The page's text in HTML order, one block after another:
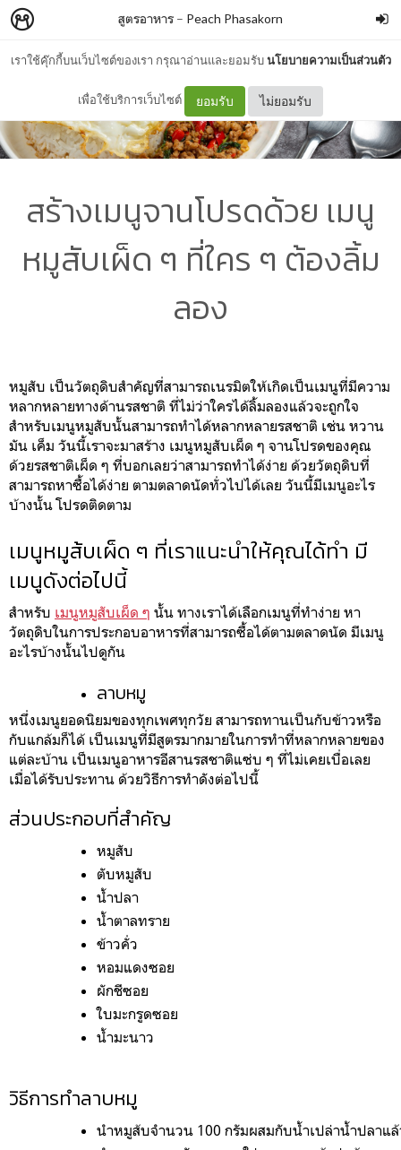
เราใช้คุ๊กกี้บนเว็บไซต์ของเรา กรุณาอ่านและยอมรับนโยบายความเป็นส่วนตัว
เพื่อใช้บริการเว็บไซต์ ยอมรับ ไม่ยอมรับ
สูตรอาหาร – Peach Phasakorn
สร้างเมนูจานโปรดด้วย เมนู
หมูสับเผ็ด ๆ ที่ใคร ๆ ต้องลิ้ม
ลอง
หมูสับ เป็นวัตถุดิบสำคัญที่สามารถเนรมิตให้เกิดเป็นเมนูที่มีความ
หลากหลายทางด้านรสชาติ ที่ไม่ว่าใครได้ลิ้มลองแล้วจะถูกใจ
สำหรับเมนูหมูสับนั้นสามารถทำได้หลากหลายรสชาติ เช่น หวาน
มัน เค็ม วันนี้เราจะมาสร้าง เมนูหมูสับเผ็ด ๆ จานโปรดของคุณ
ด้วยรสชาติเผ็ด ๆ ที่บอกเลยว่าสามารถทำได้ง่าย ด้วยวัตถุดิบที่
สามารถหาซื้อได้ง่าย ตามตลาดนัดทั่วไปได้เลย วันนี้มีเมนูอะไร
บ้างนั้น โปรดติดตาม
เมนูหมูส้บเผ็ด ๆ ที่เราแนะนำให้คุณได้ทำ มี
เมนูดังต่อไปนี้
สำหรับ เมนูหมูสับเผ็ด ๆ นั้น ทางเราได้เลือกเมนูที่ทำง่าย หา
วัตถุดิบในการประกอบอาหารที่สามารถซื้อได้ตามตลาดนัด มีเมนู
อะไรบ้างนั้นไปดูกัน
ลาบหมู
หนึ่งเมนูยอดนิยมของทุกเพศทุกวัย สามารถทานเป็นกับข้าวหรือ
กับแกล้มก็ได้ เป็นเมนูที่มีสูตรมากมายในการทำที่หลากหลายของ
แต่ละบ้าน เป็นเมนูอาหารอีสานรสชาติแซ่บ ๆ ที่ไม่เคยเบื่อเลย
เมื่อได้รับประทาน ด้วยวิธีการทำดังต่อไปนี้
ส่วนประกอบที่สำคัญ
หมูสับ
ตับหมูสับ
น้ำปลา
น้ำตาลทราย
ข้าวคั่ว
หอมแดงซอย
ผักชีซอย
ใบมะกรูดซอย
น้ำมะนาว
วิธีการทำลาบหมู
นำหมูส้บจำนวน 100 กรัมผสมกับน้ำเปล่าน้ำปลาแ